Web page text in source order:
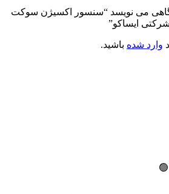
می نویسد “سنسور اکسیژن سوکت
وارد شده باشید.